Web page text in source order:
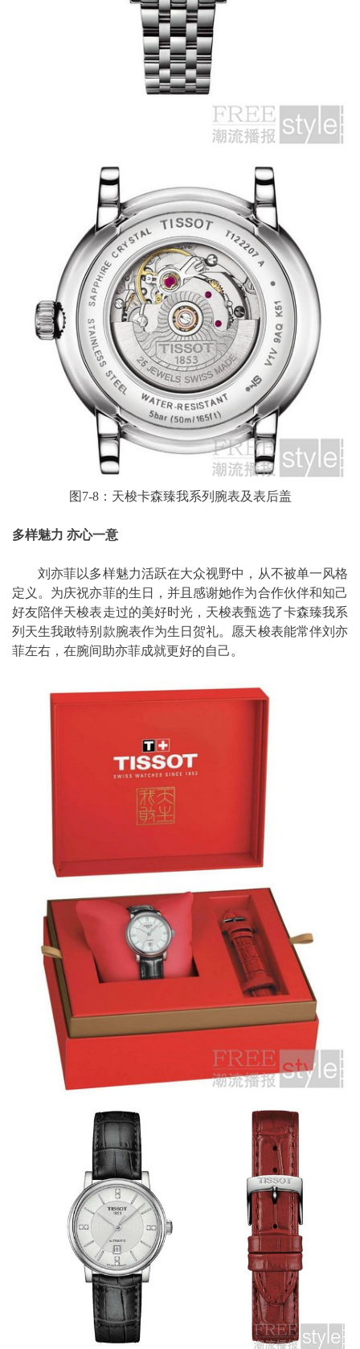
图7-8：天梭卡森臻我系列腕表及表后盖
多样魅力 亦心一意
刘亦菲以多样魅力活跃在大众视野中，从不被单一风格
定义。为庆祝亦菲的生日，并且感谢她作为合作伙伴和知己
好友陪伴天梭表走过的美好时光，天梭表甄选了卡森臻我系
列天生我敢特别款腕表作为生日贺礼。愿天梭表能常伴刘亦
菲左右，在腕间助亦菲成就更好的自己。